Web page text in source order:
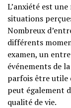
L’anxiété est
situations
Nombreux
différents
examen, un
événements de
parfois être utile
peut également
qualité de vie.